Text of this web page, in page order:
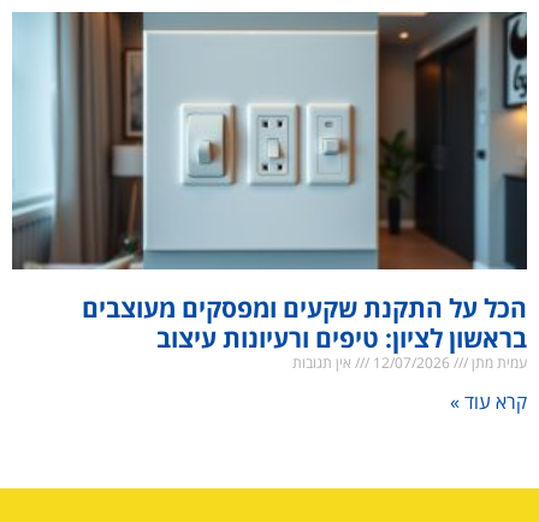
הכל על התקנת שקעים ומפסקים מעוצבים
בראשון לציון: טיפים ורעיונות עיצוב
עמית מתן 12/07/2026 אין תגובות
קרא עוד »